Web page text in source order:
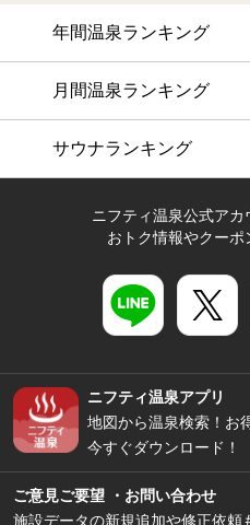
年間温泉ランキング
月間温泉ランキング
サウナランキング
ニフティ温泉公式ア
おトク情報やクーポ
ニフティ温泉アプリ
地図から温泉検索！お
今すぐダウンロード！
ご意見ご要望 ・お問い合わせ
施設データの新規追加や修正依頼